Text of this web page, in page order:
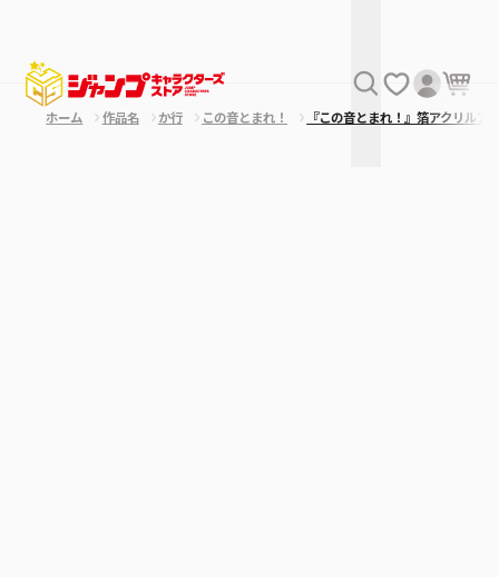
ホーム 作品名 か行 この音とまれ！ 『この音とまれ！』箔アクリル